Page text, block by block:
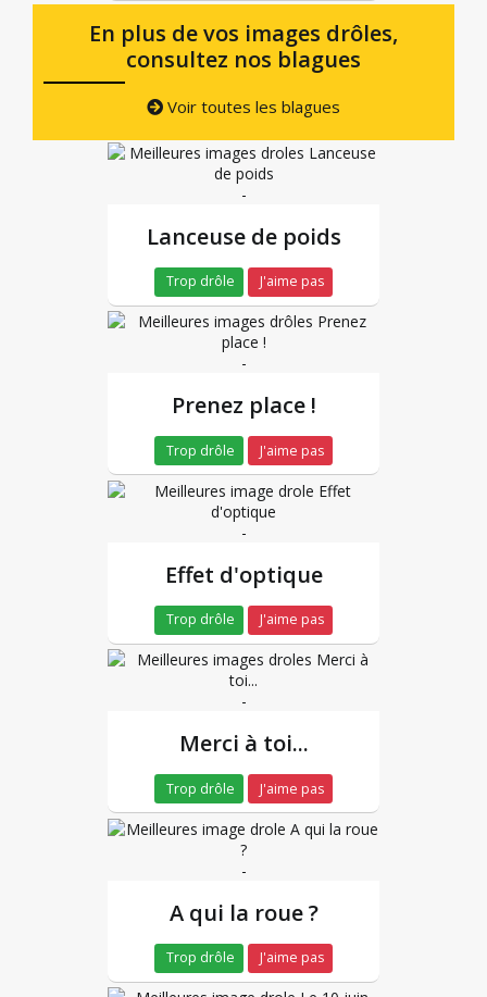
En plus de vos images drôles,
consultez nos blagues
Voir toutes les blagues
-
Lanceuse de poids
Trop drôle J'aime pas
-
Prenez place !
Trop drôle J'aime pas
-
Effet d'optique
Trop drôle J'aime pas
-
Merci à toi...
Trop drôle J'aime pas
-
A qui la roue ?
Trop drôle J'aime pas